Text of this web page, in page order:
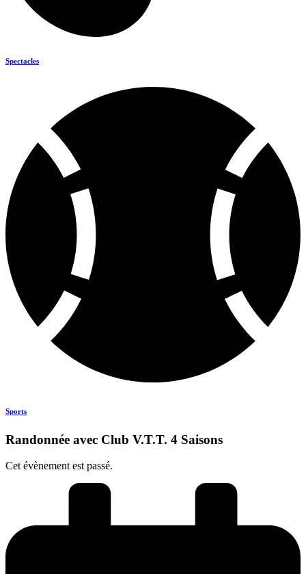
Spectacles
Sports
Randonnée avec Club V.T.T. 4 Saisons
Cet évènement est passé.